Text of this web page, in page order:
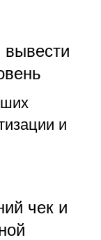
вывести
и
чек и